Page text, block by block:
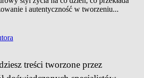
i autentyczność w tworzeniu...
treści tworzone przez